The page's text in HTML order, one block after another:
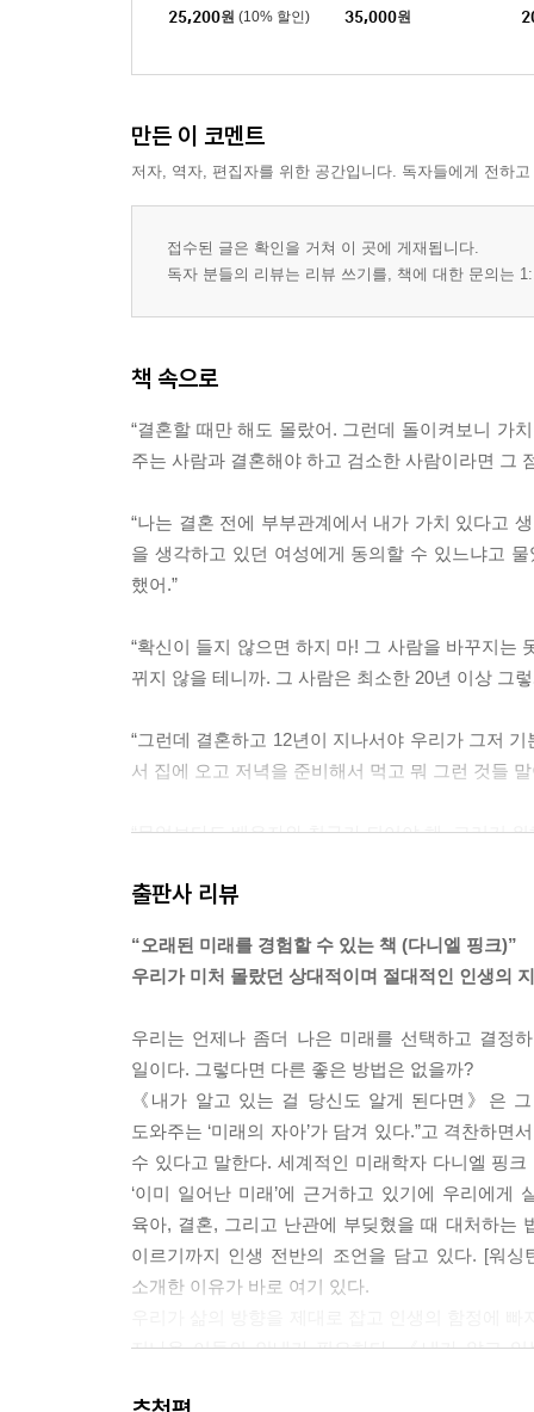
25,200원 (10% 할인) 35,000원
만든 이 코멘트
저자, 역자, 편집자를 위한 공간입니다. 독자들에게 전하
접수된 글은 확인을 거쳐 이 곳에 게재됩니다.
독자 분들의 리뷰는 리뷰 쓰기를, 책에 대한 문의는
책 속으로
“결혼할 때만 해도 몰랐어. 그런데 돌이켜보니 가
주는 사람과 결혼해야 하고 검소한 사람이라면 그
“나는 결혼 전에 부부관계에서 내가 가치 있다고
을 생각하고 있던 여성에게 동의할 수 있느냐고
했어.”
“확신이 들지 않으면 하지 마! 그 사람을 바꾸지는
뀌지 않을 테니까. 그 사람은 최소한 20년 이상 그
“그런데 결혼하고 12년이 지나서야 우리가 그저
서 집에 오고 저녁을 준비해서 먹고 뭐 그런 것들
“무엇보다도 배우자와 친구가 되어야 해. 그러기
들을 아주 존경해. 세상이 달라졌거든. 나는 젊은
“내가 상대의 신발을 신었다고 생각해보는 거야.
“사랑하는 일을 찾게. 잘할 수 있는 일을 하게. 행
내가 얼마를 벌었는지 말하면 다들 못 믿을걸. 가
지.”
“나라면 먼저 내가 일하고 싶은 분야의 성공한 사
만약 나와 맞지 않는 분야라면 잘못 택한 것이니 1
“세상에는 좋아하지도 않는 일에 묶여 지독하게
출판사 리뷰
“오래된 미래를 경험할 수 있는 책 (다니엘 핑크)”
우리가 미처 몰랐던 상대적이며 절대적인 인생의
우리는 언제나 좀더 나은 미래를 선택하고 결정
일이다. 그렇다면 다른 좋은 방법은 없을까?
《내가 알고 있는 걸 당신도 알게 된다면》은
도와주는 ‘미래의 자아’가 담겨 있다.”고 격찬하
수 있다고 말한다. 세계적인 미래학자 다니엘 핑
‘이미 일어난 미래’에 근거하고 있기에 우리에
육아, 결혼, 그리고 난관에 부딪혔을 때 대처하는
이르기까지 인생 전반의 조언을 담고 있다. [워
소개한 이유가 바로 여기 있다.
지나온 이들의 안내가 필요하다. 《내가 알고